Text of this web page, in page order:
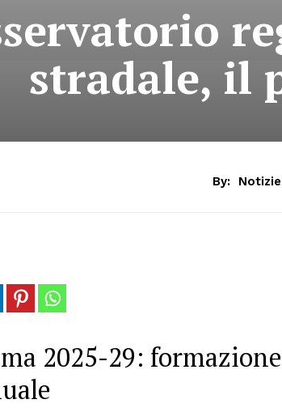
stradale, il
By:
2025-29: